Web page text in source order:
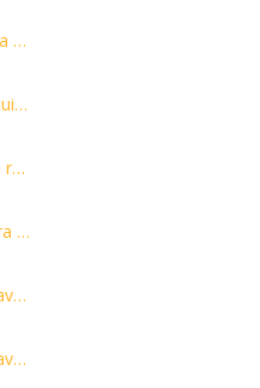
Rodillo de oruga para excavadora de servicio pesado SK330 de piezas del tren de rodaje
Rodillo inferior de piezas de maquinaria de construcción PC120-5 de repuestos para excavadoras
Niveladora D3C debajo del carro rodillo inferior de guía de brida única rodillo inferior
El tren de rodaje de la excavadora con rodillos de cadena SK100 parte el rodillo inferior
Piezas del tren de rodaje de excavadora de rodillos de cadena R220-3
Piezas del tren de rodaje de excavadora de rodillos de cadena E180